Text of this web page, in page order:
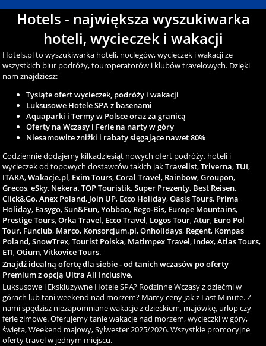
Hotels - największa wyszukiwarka
hoteli, wycieczek i wakacji
Hotels.pl to wyszukiwarka hoteli, noclegów, wycieczek i wakacji ze
wszystkich biur podróży, touroperatorów i klubów travelowych. Dzięki
nam znajdziesz:
Tysiąte ofert wycieczek, podróży i wakacji
Luksusowe Hotele SPA z basenami
Aquaparki i Termy w Polsce oraz za granicą
Oferty na Wczasy i Ferie na narty w góry
Niesamowite zniżki i rabaty sięgające nawet 80%
Codziennie dodajemy kilkadziesiąt nowych ofert podróży, hoteli i
wycieczek od topowych dostawców takich jakTravelist,Triverna,TUI,
ITAKA,Wakacje.pl, Exim Tours,Coral Travel, Rainbow,Groupon,
Grecos,eSky, Nekera,TOP Touristik,Super Prezenty, Best Reisen,
Click&Go,Anex Poland, Join UP, Ecco Holiday,Oasis Tours, Prima
Holiday, Easygo,Sun&Fun,Yobboo, Rego-Bis, Europe Mountains,
Prestige Tours,Orka Travel, Ecco Travel, Logos Tour,Atur, Euro Pol
Tour, Funclub, Marco, Konsorcjum.pl,Onholidays, Regent, Kompas
Poland,SnowTrex,Tourist Polska, Matimpex Travel, Index,Atlas Tours,
ETI,Otium,Vitkovice Tours.
Znajdź idealną ofertę dla siebie - od tanich wczasów po oferty
Premium z opcją Ultra All Inclusive.
Luksusowe i Ekskluzywne Hotele SPA? Rodzinne Wczasy z dziećmi w
górach lub tani weekend nad morzem? Mamy ceny jak z Last Minute. Z
nami spędzisz niezapomniane wakacje z dzieckiem, majówkę, urlop czy
ferie zimowe. Oferujemy tanie wakacje nad morzem, wycieczki w góry,
święta, Weekend majowy, Sylwester 2025/2026. Wszystkie promocyjne
oferty travel w jednym miejscu.